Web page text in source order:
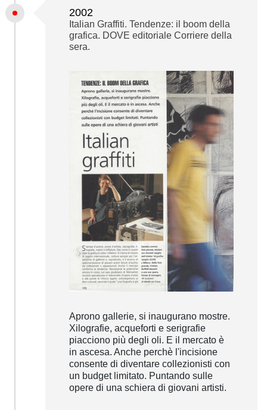
2002
Italian Graffiti. Tendenze: il boom della
grafica. DOVE editoriale Corriere della
sera.
Aprono gallerie, si inaugurano mostre.
Xilografie, acqueforti e serigrafie
piacciono più degli oli. E il mercato è
in ascesa. Anche perchè l'incisione
consente di diventare collezionisti con
un budget limitato. Puntando sulle
opere di una schiera di giovani artisti.